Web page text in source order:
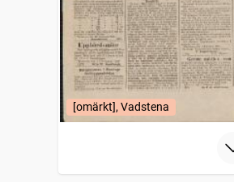
[omärkt], Vadstena